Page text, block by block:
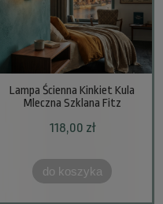
Lampa Ścienna Kinkiet Kula
Mleczna Szklana Fitz
118,00 zł
do koszyka